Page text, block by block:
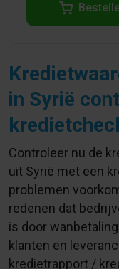
in Syrië
Controleer nu de
uit Syrië met een
problemen
redenen dat
is door
klanten en
kredietrapport /